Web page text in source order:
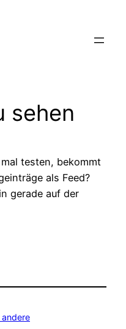
sehen
testen, bekommt
als Feed?
gerade auf der
andere